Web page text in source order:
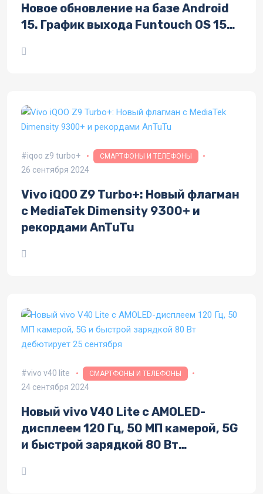
Новое обновление на базе Android
15. График выхода Funtouch OS 15
iqoo z9 turbo+ СМАРТФОНЫ И ТЕЛЕФОНЫ
26 сентября 2024
Vivo iQOO Z9 Turbo+: Новый флагман
с MediaTek Dimensity 9300+ и
рекордами AnTuTu
vivo v40 lite СМАРТФОНЫ И ТЕЛЕФОНЫ
24 сентября 2024
Новый vivo V40 Lite с AMOLED-
дисплеем 120 Гц, 50 МП камерой, 5G
и быстрой зарядкой 80 Вт